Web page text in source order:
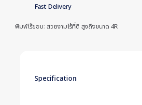
Fast Delivery
พิมพ์ไร้ขอบ: สวยงามไร้ที่ติ สูงถึงขนาด 4R
Specification